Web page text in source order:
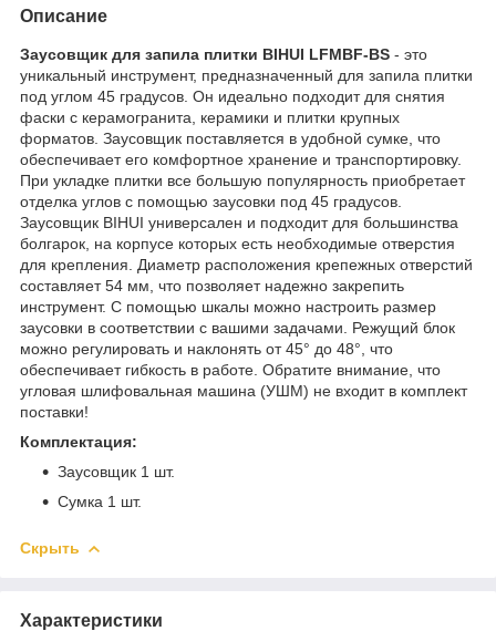
Описание
Заусовщик для запила плитки BIHUI LFMBF-BS - это
уникальный инструмент, предназначенный для запила плитки
под углом 45 градусов. Он идеально подходит для снятия
фаски с керамогранита, керамики и плитки крупных
форматов. Заусовщик поставляется в удобной сумке, что
обеспечивает его комфортное хранение и транспортировку.
При укладке плитки все большую популярность приобретает
отделка углов с помощью заусовки под 45 градусов.
Заусовщик BIHUI универсален и подходит для большинства
болгарок, на корпусе которых есть необходимые отверстия
для крепления. Диаметр расположения крепежных отверстий
составляет 54 мм, что позволяет надежно закрепить
инструмент. С помощью шкалы можно настроить размер
заусовки в соответствии с вашими задачами. Режущий блок
можно регулировать и наклонять от 45° до 48°, что
обеспечивает гибкость в работе. Обратите внимание, что
угловая шлифовальная машина (УШМ) не входит в комплект
поставки!
Комплектация:
Заусовщик 1 шт.
Сумка 1 шт.
Скрыть
Характеристики